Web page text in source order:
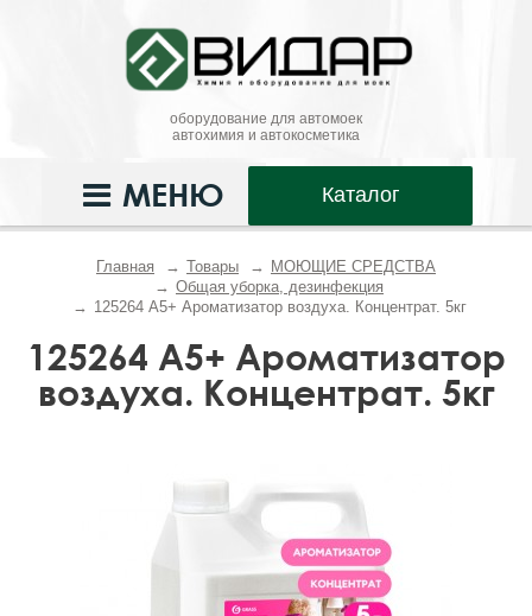
оборудование для автомоек
автохимия и автокосметика
Каталог
МЕНЮ
Главная Товары
МОЮЩИЕ СРЕДСТВА
Общая уборка, дезинфекция
125264 А5+ Ароматизатор воздуха. Концентрат. 5кг
125264 А5+ Ароматизатор
воздуха. Концентрат. 5кг